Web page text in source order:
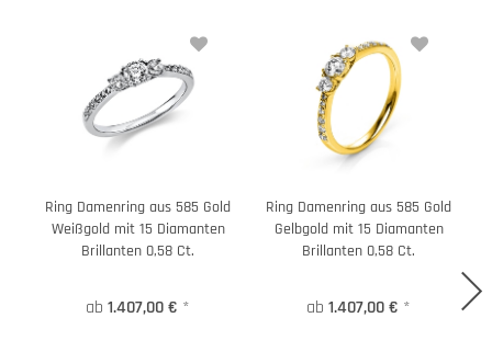
Ring Damenring aus 585 Gold
Weißgold mit 15 Diamanten
Brillanten 0,58 Ct.
ab 1.407,00 € *
Ring Damenring aus 585 Gold
Gelbgold mit 15 Diamanten
Brillanten 0,58 Ct.
ab 1.407,00 € *